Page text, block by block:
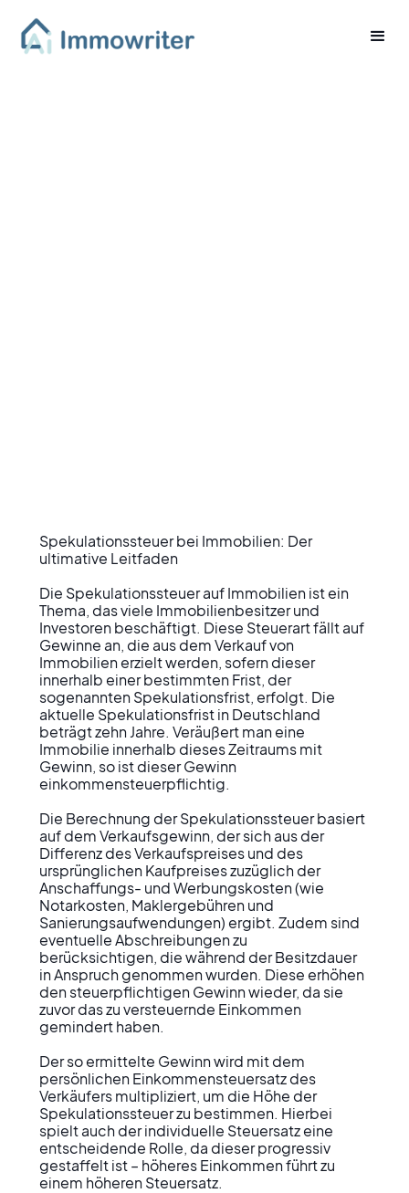
Spekulationssteuer bei Immobilien: Der
ultimative Leitfaden
Die Spekulationssteuer auf Immobilien ist ein
Thema, das viele Immobilienbesitzer und
Investoren beschäftigt. Diese Steuerart fällt auf
Gewinne an, die aus dem Verkauf von
Immobilien erzielt werden, sofern dieser
innerhalb einer bestimmten Frist, der
sogenannten Spekulationsfrist, erfolgt. Die
aktuelle Spekulationsfrist in Deutschland
beträgt zehn Jahre. Veräußert man eine
Immobilie innerhalb dieses Zeitraums mit
Gewinn, so ist dieser Gewinn
einkommensteuerpflichtig.
Die Berechnung der Spekulationssteuer basiert
auf dem Verkaufsgewinn, der sich aus der
Differenz des Verkaufspreises und des
ursprünglichen Kaufpreises zuzüglich der
Anschaffungs- und Werbungskosten (wie
Notarkosten, Maklergebühren und
Sanierungsaufwendungen) ergibt. Zudem sind
eventuelle Abschreibungen zu
berücksichtigen, die während der Besitzdauer
in Anspruch genommen wurden. Diese erhöhen
den steuerpflichtigen Gewinn wieder, da sie
zuvor das zu versteuernde Einkommen
gemindert haben.
Der so ermittelte Gewinn wird mit dem
persönlichen Einkommensteuersatz des
Verkäufers multipliziert, um die Höhe der
Spekulationssteuer zu bestimmen. Hierbei
spielt auch der individuelle Steuersatz eine
entscheidende Rolle, da dieser progressiv
gestaffelt ist – höheres Einkommen führt zu
einem höheren Steuersatz.